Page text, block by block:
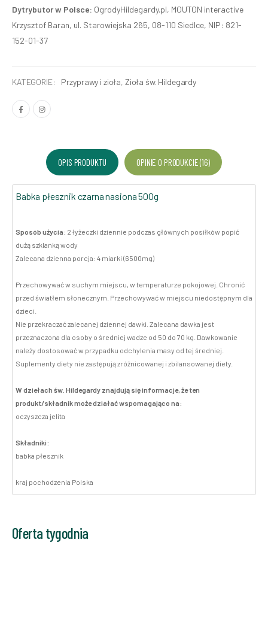
Dytrybutor w Polsce: OgrodyHildegardy.pl, MOUTON interactive
Krzysztof Baran, ul. Starowiejska 265, 08-110 Siedlce, NIP: 821-
152-01-37
KATEGORIE: Przyprawy i zioła, Zioła św. Hildegardy
OPIS PRODUKTU OPINIE O PRODUKCIE (16)
Babka płesznik czarna nasiona 500g
Sposób użycia: 2 łyżeczki dziennie podczas głównych posiłków popić
dużą szklanką wody
Zalecana dzienna porcja: 4 miarki (6500mg)
Przechowywać w suchym miejscu, w temperaturze pokojowej. Chronić
przed światłem słonecznym. Przechowywać w miejscu niedostępnym dla
dzieci.
Nie przekraczać zalecanej dziennej dawki. Zalecana dawka jest
przeznaczona dla osoby o średniej wadze od 50 do 70 kg. Dawkowanie
należy dostosować w przypadku odchylenia masy od tej średniej.
Suplementy diety nie zastępują zróżnicowanej i zbilansowanej diety.
W dziełach św. Hildegardy znajdują się informacje, że ten
produkt/składnik może działać wspomagająco na:
oczyszcza jelita
Składniki:
babka płesznik
kraj pochodzenia Polska
Oferta tygodnia